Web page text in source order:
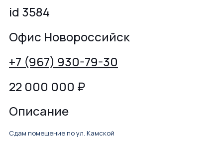
id 3584
Офис Новороссийск
+7 (967) 930-79-30
22 000 000 ₽
Описание
Сдам помещение по ул. Камской